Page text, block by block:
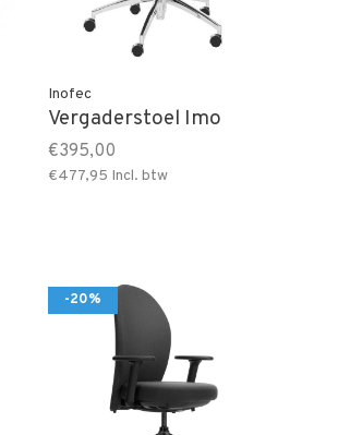
Inofec
Vergaderstoel Imo
€395,00
€477,95 Incl. btw
-20%